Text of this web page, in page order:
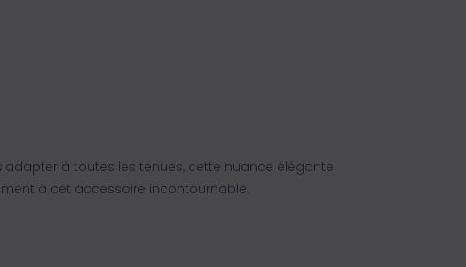
à toutes les tenues, cette nuance élégante
à cet accessoire incontournable.